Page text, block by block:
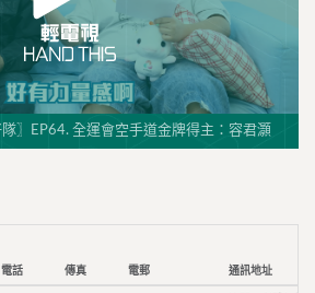
隊〗EP64. 全運會空手道金牌得主：容君灝
電話 傳真 電郵 通訊地址